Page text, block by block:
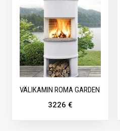
VÄLIKAMIN ROMA GARDEN
3226 €